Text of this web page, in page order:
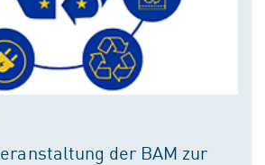
der BAM zur